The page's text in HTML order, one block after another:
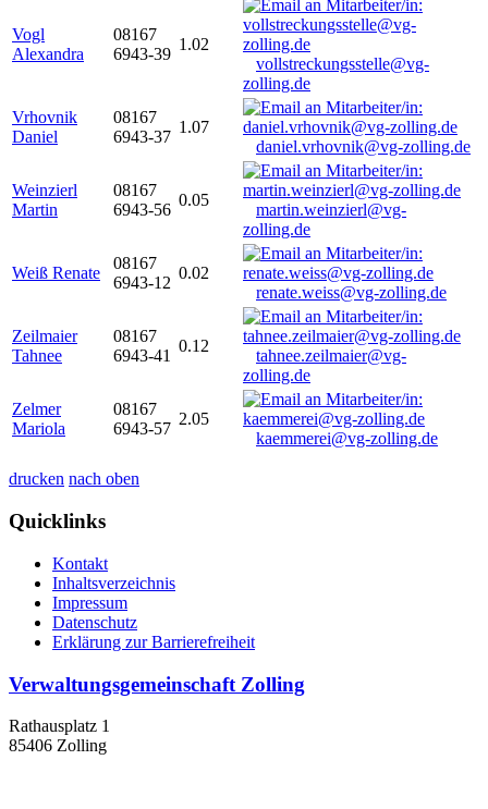
Vogl
Alexandra
08167
6943-39
1.02
vollstreckungsstelle@vg-
zolling.de
Vrhovnik
Daniel
08167
6943-37
1.07
daniel.vrhovnik@vg-zolling.de
Weinzierl
Martin
08167
6943-56
0.05
martin.weinzierl@vg-
zolling.de
Weiß Renate
08167
6943-12
0.02
renate.weiss@vg-zolling.de
Zeilmaier
Tahnee
08167
6943-41
0.12
tahnee.zeilmaier@vg-
zolling.de
Zelmer
Mariola
08167
6943-57
2.05
kaemmerei@vg-zolling.de
drucken nach oben
Quicklinks
Kontakt
Inhaltsverzeichnis
Impressum
Datenschutz
Erklärung zur Barrierefreiheit
Verwaltungsgemeinschaft Zolling
Rathausplatz 1
85406 Zolling